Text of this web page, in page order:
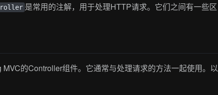
是常用的注解，用于处理HTTP请求。它们之间有一些区
的Controller组件。它通常与处理请求的方法一起使用。以